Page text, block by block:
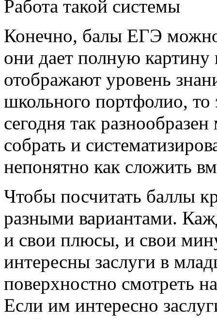
Работа такой системы
Конечно, балы ЕГЭ
они дает полную
отображают уровень
школьного портфолио,
сегодня так
собрать и
непонятно как сложить
Чтобы посчитать баллы
разными вариантами.
и свои плюсы, и свои
интересны заслуги в
поверхностно смотреть
Если им интересно